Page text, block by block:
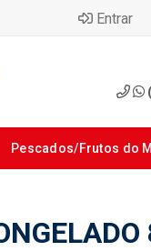
Entrar
Pescados/Frutos do